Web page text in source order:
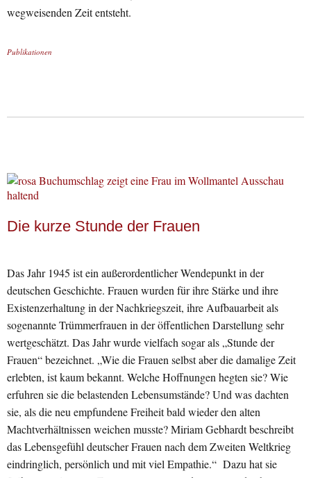
wegweisenden Zeit entsteht.
Publikationen
Die kurze Stunde der Frauen
Das Jahr 1945 ist ein außerordentlicher Wendepunkt in der
deutschen Geschichte. Frauen wurden für ihre Stärke und ihre
Existenzerhaltung in der Nachkriegszeit, ihre Aufbauarbeit als
sogenannte Trümmerfrauen in der öffentlichen Darstellung sehr
wertgeschätzt. Das Jahr wurde vielfach sogar als „Stunde der
Frauen“ bezeichnet. „Wie die Frauen selbst aber die damalige Zeit
erlebten, ist kaum bekannt. Welche Hoffnungen hegten sie? Wie
erfuhren sie die belastenden Lebensumstände? Und was dachten
sie, als die neu empfundene Freiheit bald wieder den alten
Machtverhältnissen weichen musste? Miriam Gebhardt beschreibt
das Lebensgefühl deutscher Frauen nach dem Zweiten Weltkrieg
eindringlich, persönlich und mit viel Empathie.“ Dazu hat sie